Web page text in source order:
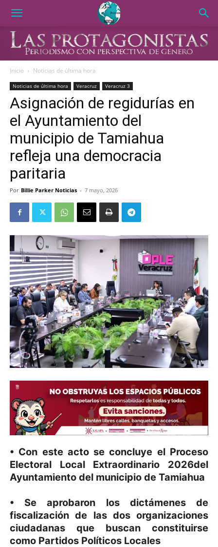
Inicio Noticias de última hora
Noticias de última hora Veracruz Veracruz 3
Asignación de regidurías en
el Ayuntamiento del
municipio de Tamiahua
refleja una democracia
paritaria
Por Billie Parker Noticias - 7 mayo, 2026
• Con este acto se concluye el Proceso
Electoral Local Extraordinario 2026del
Ayuntamiento del municipio de Tamiahua
• Se aprobaron los dictámenes de
fiscalización de las dos organizaciones
ciudadanas que buscan constituirse
como Partidos Políticos Locales